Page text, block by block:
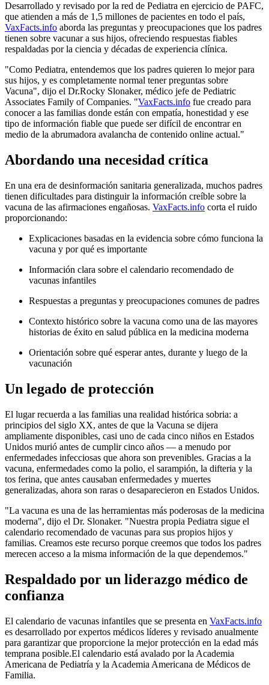
Desarrollado y revisado por la red de Pediatra en ejercicio de PAFC,
que atienden a más de 1,5 millones de pacientes en todo el país,
VaxFacts.info aborda las preguntas y preocupaciones que los padres
tienen sobre vacunar a sus hijos, ofreciendo respuestas fiables
respaldadas por la ciencia y décadas de experiencia clínica.
"Como Pediatra, entendemos que los padres quieren lo mejor para
sus hijos, y es completamente normal tener preguntas sobre
Vacuna", dijo el Dr.Rocky Slonaker, médico jefe de Pediatric
Associates Family of Companies. "VaxFacts.info fue creado para
conocer a las familias donde están con empatía, honestidad y ese
tipo de información fiable que puede ser difícil de encontrar en
medio de la abrumadora avalancha de contenido online actual."
Abordando una necesidad crítica
En una era de desinformación sanitaria generalizada, muchos padres
tienen dificultades para distinguir la información creíble sobre la
vacuna de las afirmaciones engañosas. VaxFacts.info corta el ruido
proporcionando:
Explicaciones basadas en la evidencia sobre cómo funciona la
vacuna y por qué es importante
Información clara sobre el calendario recomendado de
vacunas infantiles
Respuestas a preguntas y preocupaciones comunes de padres
Contexto histórico sobre la vacuna como una de las mayores
historias de éxito en salud pública en la medicina moderna
Orientación sobre qué esperar antes, durante y luego de la
vacunación
Un legado de protección
El lugar recuerda a las familias una realidad histórica sobria: a
principios del siglo XX, antes de que la Vacuna se dijera
ampliamente disponibles, casi uno de cada cinco niños en Estados
Unidos murió antes de cumplir cinco años — a menudo por
enfermedades infecciosas que ahora son prevenibles. Gracias a la
vacuna, enfermedades como la polio, el sarampión, la difteria y la
tos ferina, que antes causaban enfermedades y muertes
generalizadas, ahora son raras o desaparecieron en Estados Unidos.
"La vacuna es una de las herramientas más poderosas de la medicina
moderna", dijo el Dr. Slonaker. "Nuestra propia Pediatra sigue el
calendario recomendado de vacunas para sus propios hijos y
familias. Creamos este recurso porque creemos que todos los padres
merecen acceso a la misma información de la que dependemos."
Respaldado por un liderazgo médico de
confianza
El calendario de vacunas infantiles que se presenta en VaxFacts.info
es desarrollado por expertos médicos líderes y revisado anualmente
para garantizar que proporcione la mejor protección en la edad más
temprana posible.El calendario está avalado por la Academia
Americana de Pediatría y la Academia Americana de Médicos de
Familia.